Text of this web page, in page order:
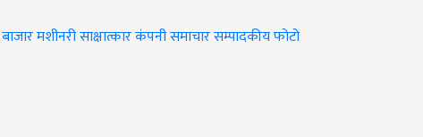
बाजारमशीनरीसाक्षात्कारकंपनी समाचारसम्पादकीयफोटो